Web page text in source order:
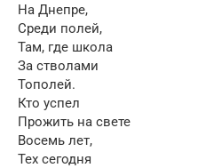
На Днепре,
Среди полей,
Там, где школа
За стволами
Тополей.
Кто успел
Прожить на свете
Восемь лет,
Тех сегодня